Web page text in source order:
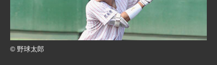
© 野球太郎